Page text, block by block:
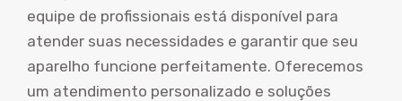
equipe de profissionais está disponível para
atender suas necessidades e garantir que seu
aparelho funcione perfeitamente. Oferecemos
um atendimento personalizado e soluções